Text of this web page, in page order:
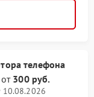
телефона
от 300 руб.
10.08.2026